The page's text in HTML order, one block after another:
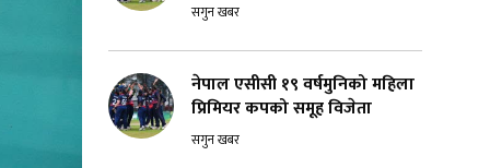
सगुन खबर
नेपाल एसीसी १९ वर्षमुनिको महिला
प्रिमियर कपको समूह विजेता
सगुन खबर